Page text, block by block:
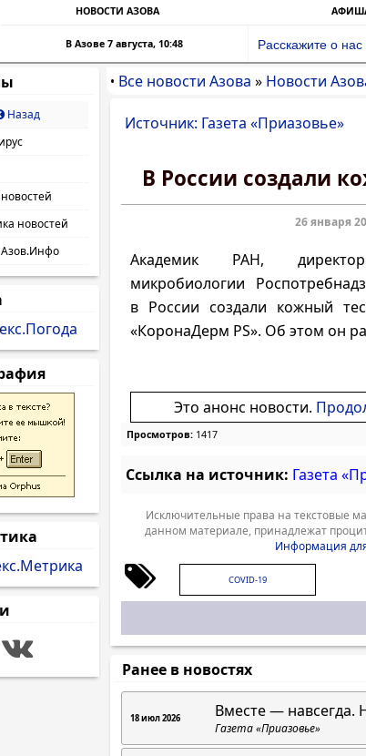
НОВОСТИ АЗОВА
В Азове 7 августа, 10:48 Расскажите о нас
Назад
новостей
• Все новости Азова » Новости
Источник: Газета «Приазовье»
В России создали
26 января
Академик РАН,
микробиологии
в России создали кожный
«КоронаДерм PS». Об этом он
Это анонс новости.
Просмотров: 1417
Ссылка на источник: Газета
Исключительные права на текстовые
данном материале, принадлежат
Информация
COVID-19
Ранее в новостях
18 июл 2026 Вместе — навсегда.
Газета «Приазовье»